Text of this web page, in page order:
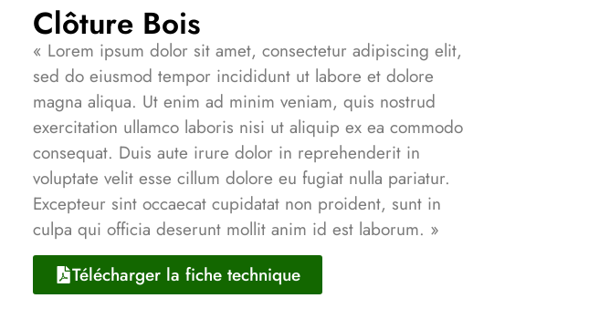
Clôture Bois
« Lorem ipsum dolor sit amet, consectetur adipiscing elit,
sed do eiusmod tempor incididunt ut labore et dolore
magna aliqua. Ut enim ad minim veniam, quis nostrud
exercitation ullamco laboris nisi ut aliquip ex ea commodo
consequat. Duis aute irure dolor in reprehenderit in
voluptate velit esse cillum dolore eu fugiat nulla pariatur.
Excepteur sint occaecat cupidatat non proident, sunt in
culpa qui officia deserunt mollit anim id est laborum. »
Télécharger la fiche technique